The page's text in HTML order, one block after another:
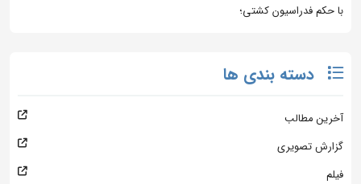
با حکم فدراسیون کشتی؛
دسته بندی ها
آخرین مطالب
گزارش تصویری
فیلم